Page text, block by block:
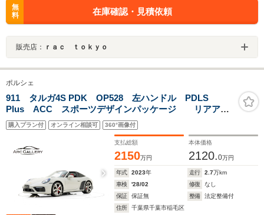
無
料
在庫確認・見積依頼
販売店： ｒａｃ ｔｏｋｙｏ
ポルシェ
911 タルガ4S PDK OP528 左ハンドル PDLS
Plus ACC スポーツデザインパッケージ リアアク
スルステアリング エクスクルーシブデザインホイー
ル スポーツエグゾースト スポーツシート(14Way電動
調整) シートベンチレーション
購入プラン付 オンライン相談可 360°画像付
支払総額
2150万円
本体価格
2120.0万円
年式 2023年 走行 2.7万km
車検
'28/02 修復
なし
保証
保証無 整備
法定整備付
住所
千葉県千葉市稲毛区